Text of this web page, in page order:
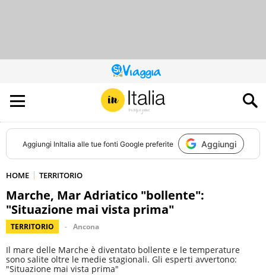
QUESTO
SITO
CONTRIBUISCE
ALL’AUDIENCE
DI
Aggiungi InItalia alle tue fonti Google preferite Aggiungi
HOME TERRITORIO
Marche, Mar Adriatico "bollente":
"Situazione mai vista prima"
TERRITORIO Ancona
Il mare delle Marche è diventato bollente e le temperature
sono salite oltre le medie stagionali. Gli esperti avvertono:
"Situazione mai vista prima"